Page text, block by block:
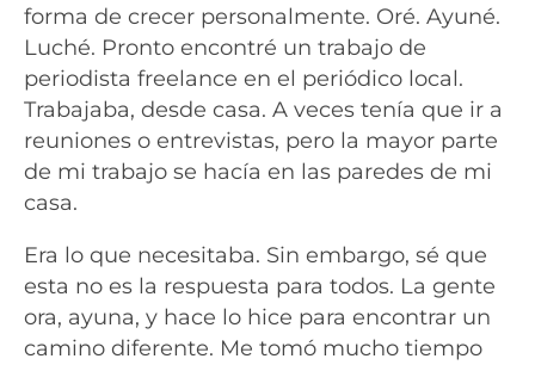
forma de crecer personalmente. Oré. Ayuné.
Luché. Pronto encontré un trabajo de
periodista freelance en el periódico local.
Trabajaba, desde casa. A veces tenía que ir a
reuniones o entrevistas, pero la mayor parte
de mi trabajo se hacía en las paredes de mi
casa.
Era lo que necesitaba. Sin embargo, sé que
esta no es la respuesta para todos. La gente
ora, ayuna, y hace lo hice para encontrar un
camino diferente. Me tomó mucho tiempo